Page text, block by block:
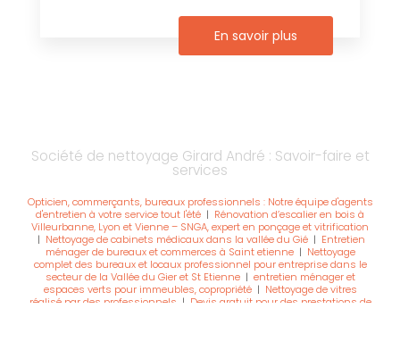
En savoir plus
Société de nettoyage Girard André : Savoir-faire et
services
Opticien, commerçants, bureaux professionnels : Notre équipe d'agents
d'entretien à votre service tout l'été | Rénovation d’escalier en bois à
Villeurbanne, Lyon et Vienne – SNGA, expert en ponçage et vitrification
| Nettoyage de cabinets médicaux dans la vallée du Gié | Entretien
ménager de bureaux et commerces à Saint etienne| Nettoyage
complet des bureaux et locaux professionnel pour entreprise dans le
secteur de la Vallée du Gier et St Etienne| entretien ménager et
espaces verts pour immeubles, copropriété| Nettoyage de vitres
réalisé par des professionnels | Devis gratuit pour des prestations de